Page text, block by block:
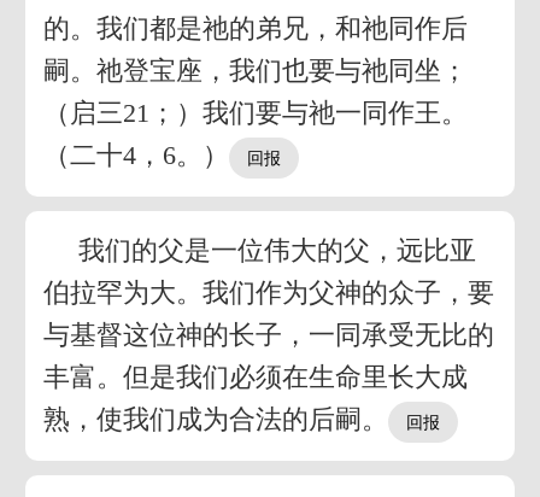
的。我们都是祂的弟兄，和祂同作后
嗣。祂登宝座，我们也要与祂同坐；
（启三21；）我们要与祂一同作王。
（二十4，6。）
我们的父是一位伟大的父，远比亚
伯拉罕为大。我们作为父神的众子，要
与基督这位神的长子，一同承受无比的
丰富。但是我们必须在生命里长大成
熟，使我们成为合法的后嗣。